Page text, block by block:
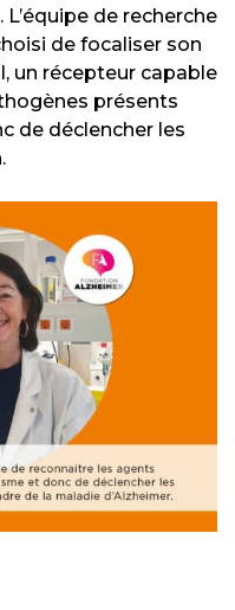
de recherche
de focaliser son
un récepteur capable
présents
de déclencher les